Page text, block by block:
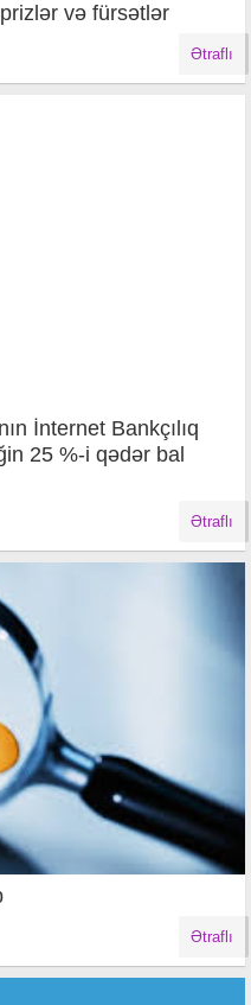
sürprizlər və fürsətlər
Ətraflı
İnternet Bankçılıq
25 %-i qədər bal
Ətraflı
Ətraflı